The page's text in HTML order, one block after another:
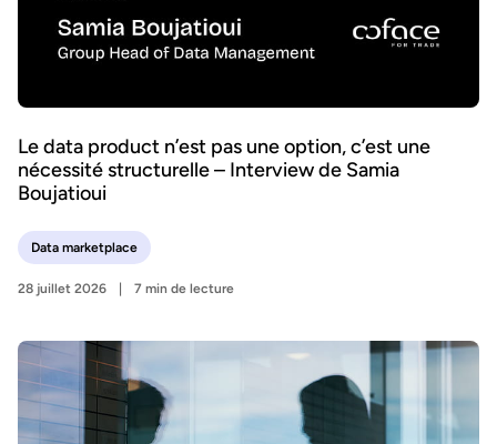
Le data product n’est pas une option, c’est une
nécessité structurelle – Interview de Samia
Boujatioui
Data marketplace
28 juillet 2026 7 min de lecture